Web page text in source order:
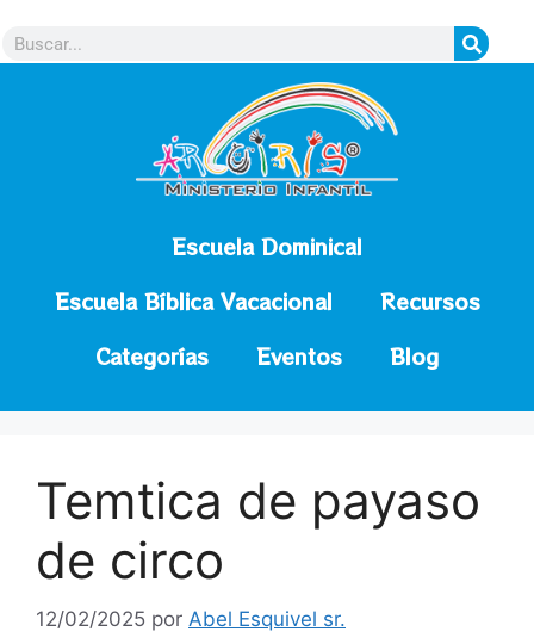
Escuela Dominical
Escuela Bíblica Vacacional
Recursos
Categorías
Eventos Blog
Temtica de payaso
de circo
12/02/2025 por Abel Esquivel sr.